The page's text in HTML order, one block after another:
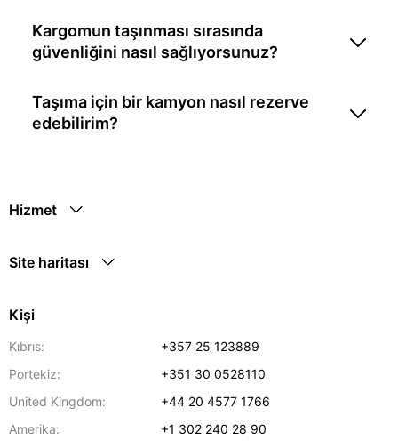
Kargomun taşınması sırasında
güvenliğini nasıl sağlıyorsunuz?
Taşıma için bir kamyon nasıl rezerve
edebilirim?
Hizmet
Site haritası
Kişi
Kıbrıs:
+357 25 123889
Portekiz:
+351 30 0528110
United Kingdom:
+44 20 4577 1766
Amerika:
+1 302 240 28 90